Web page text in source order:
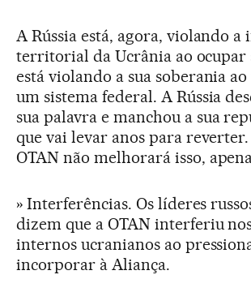
A Rússia está, agora, violando
territorial da Ucrânia ao ocupar
está violando a sua soberania
um sistema federal. A Rússia
sua palavra e manchou a sua
que vai levar anos para
OTAN não melhorará isso,
» Interferências. Os líderes
dizem que a OTAN interferiu
internos ucranianos ao
incorporar à Aliança.